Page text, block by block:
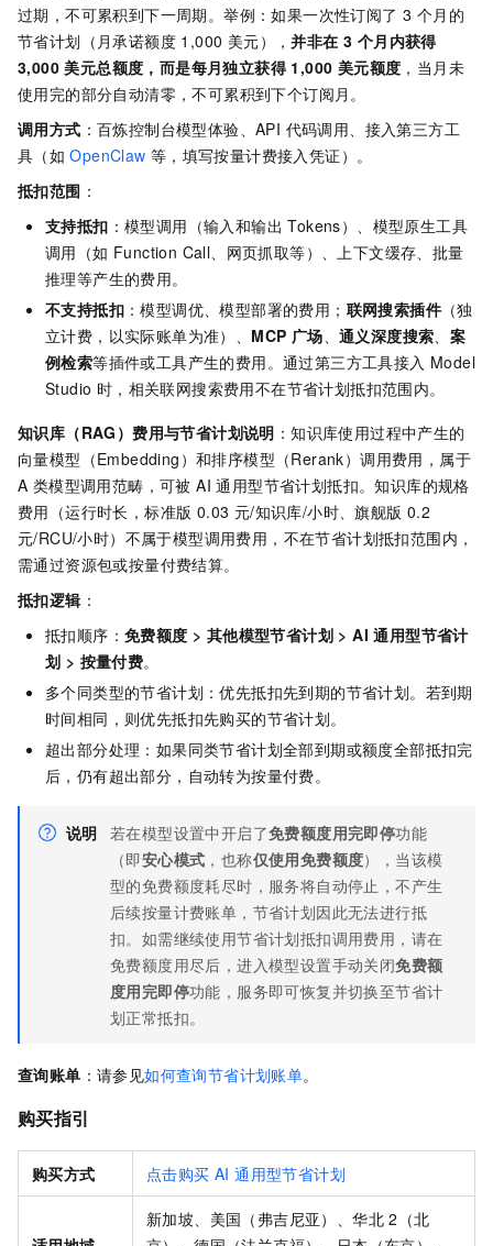
过期，不可累积到下一周期。举例：如果一次性订阅了 3 个月的
节省计划（月承诺额度 1,000 美元），并非在 3 个月内获得
3,000 美元总额度，而是每月独立获得 1,000 美元额度 ，当月未
使用完的部分自动清零，不可累积到下个订阅月。
调用方式 ：百炼控制台模型体验、API 代码调用、接入第三方工
具（如 OpenClaw 等，填写按量计费接入凭证）。
抵扣范围 ：
支持抵扣 ：模型调用（输入和输出 Tokens）、模型原生工具
调用（如 Function Call、网页抓取等）、上下文缓存、批量
推理等产生的费用。
不支持抵扣 ：模型调优、模型部署的费用； 联网搜索插件 （独
立计费，以实际账单为准）、 MCP 广场 、通义深度搜索
案
例检索等插件或工具产生的费用。通过第三方工具接入 Model
Studio 时，相关联网搜索费用不在节省计划抵扣范围内。
知识库（RAG）费用与节省计划说明 ：知识库使用过程中产生的
向量模型（Embedding）和排序模型（Rerank）调用费用，属于
A 类模型调用范畴，可被 AI 通用型节省计划抵扣。知识库的规格
费用（运行时长，标准版 0.03 元/知识库/小时、旗舰版 0.2
元/RCU/小时）不属于模型调用费用，不在节省计划抵扣范围内，
需通过资源包或按量付费结算。
抵扣逻辑 ：
抵扣顺序： 免费额度 > 其他模型节省计划 > AI 通用型节省计
划 > 按量付费。
多个同类型的节省计划：优先抵扣先到期的节省计划。若到期
时间相同，则优先抵扣先购买的节省计划。
超出部分处理：如果同类节省计划全部到期或额度全部抵扣完
后，仍有超出部分，自动转为按量付费。
说明 若在模型设置中开启了免费额度用完即停功能
（即安心模式 ，也称仅使用免费额度），当该模
型的免费额度耗尽时，服务将自动停止，不产生
后续按量计费账单，节省计划因此无法进行抵
扣。如需继续使用节省计划抵扣调用费用，请在
免费额度用尽后，进入模型设置手动关闭免费额
度用完即停功能，服务即可恢复并切换至节省计
划正常抵扣。
查询账单 ：请参见如何查询节省计划账单。
购买指引
购买方式 点击购买 AI 通用型节省计划
新加坡、美国（弗吉尼亚）、华北 2（北